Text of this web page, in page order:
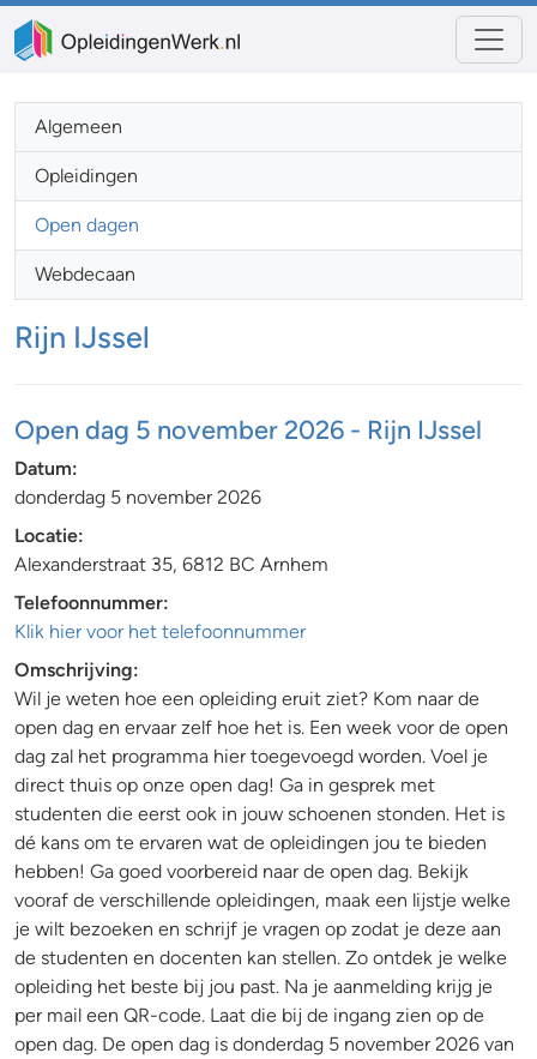
Algemeen
Opleidingen
Open dagen
Webdecaan
Rijn IJssel
Open dag 5 november 2026 - Rijn IJssel
Datum:
donderdag 5 november 2026
Locatie:
Alexanderstraat 35, 6812 BC Arnhem
Telefoonnummer:
Klik hier voor het telefoonnummer
Omschrijving:
Wil je weten hoe een opleiding eruit ziet? Kom naar de
open dag en ervaar zelf hoe het is. Een week voor de open
dag zal het programma hier toegevoegd worden. Voel je
direct thuis op onze open dag! Ga in gesprek met
studenten die eerst ook in jouw schoenen stonden. Het is
dé kans om te ervaren wat de opleidingen jou te bieden
hebben! Ga goed voorbereid naar de open dag. Bekijk
vooraf de verschillende opleidingen, maak een lijstje welke
je wilt bezoeken en schrijf je vragen op zodat je deze aan
de studenten en docenten kan stellen. Zo ontdek je welke
opleiding het beste bij jou past. Na je aanmelding krijg je
per mail een QR-code. Laat die bij de ingang zien op de
open dag. De open dag is donderdag 5 november 2026 van